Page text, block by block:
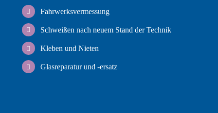
Fahrwerksvermessung
Schweißen nach neuem Stand der Technik
Kleben und Nieten
Glasreparatur und -ersatz